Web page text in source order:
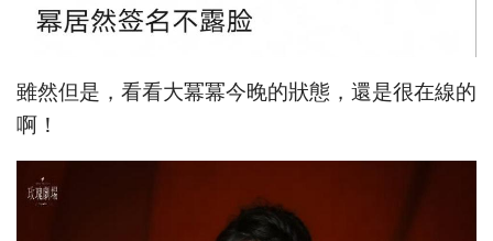
雖然但是，看看大冪冪今晚的狀態，還是很在線的
啊！